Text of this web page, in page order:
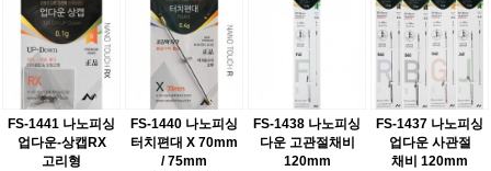
FS-1441 나노피싱
업다운-상캡RX
고리형
FS-1440 나노피싱
터치편대 X 70mm
/ 75mm
FS-1438 나노피싱
다운 고관절채비
120mm
FS-1437 나노피싱
업다운 사관절
채비 120mm